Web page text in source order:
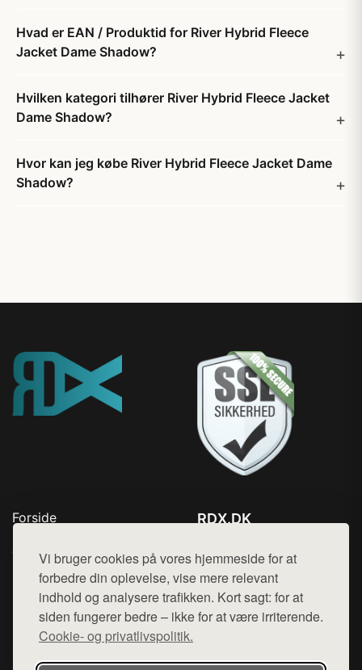
Vi bruger cookies på vores hjemmeside for at
forbedre din oplevelse, vise mere relevant
indhold og analysere trafikken. Kort sagt: for at
siden fungerer bedre – ikke for at være irriterende.
Cookie- og privatlivspolitik.
Hvad er EAN / Produktid for River Hybrid Fleece
Jacket Dame Shadow?
Hvilken kategori tilhører River Hybrid Fleece Jacket
Dame Shadow?
Hvor kan jeg købe River Hybrid Fleece Jacket Dame
Shadow?
Forside
Top Rabatter
Blog
Kontakt
RDX.DK
Mail: hej@want.dk
Cookie- og privatlivspolitik